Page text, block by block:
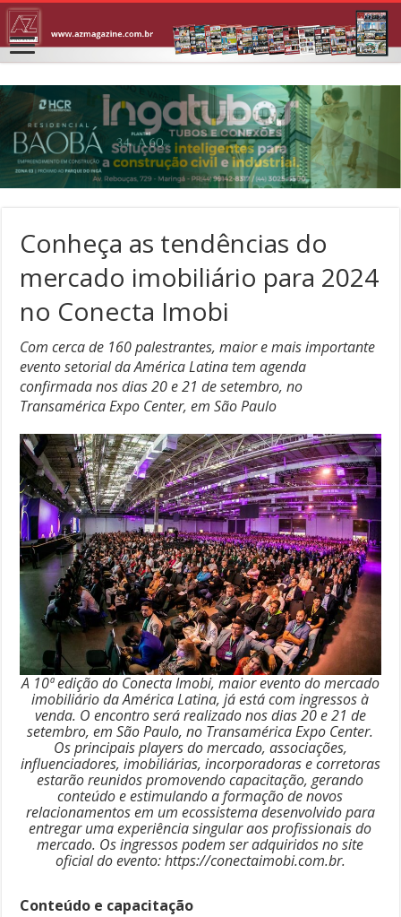
Conheça as tendências do
mercado imobiliário para 2024
no Conecta Imobi
Com cerca de 160 palestrantes, maior e mais importante
evento setorial da América Latina tem agenda
confirmada nos dias 20 e 21 de setembro, no
Transamérica Expo Center, em São Paulo
A 10ª edição do Conecta Imobi, maior evento do mercado
imobiliário da América Latina, já está com ingressos à
venda. O encontro será realizado nos dias 20 e 21 de
setembro, em São Paulo, no Transamérica Expo Center.
Os principais players do mercado, associações,
influenciadores, imobiliárias, incorporadoras e corretoras
estarão reunidos promovendo capacitação, gerando
conteúdo e estimulando a formação de novos
relacionamentos em um ecossistema desenvolvido para
entregar uma experiência singular aos profissionais do
mercado. Os ingressos podem ser adquiridos no site
oficial do evento: https://conectaimobi.com.br.
Conteúdo e capacitação